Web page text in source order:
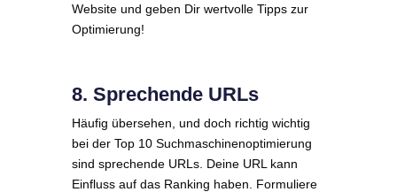
Website und geben Dir wertvolle Tipps zur
Optimierung!
8. Sprechende URLs
Häufig übersehen, und doch richtig wichtig
bei der Top 10 Suchmaschinenoptimierung
sind sprechende URLs. Deine URL kann
Einfluss auf das Ranking haben. Formuliere